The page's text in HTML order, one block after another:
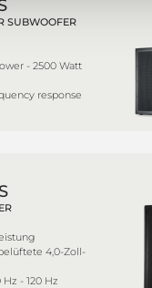
SUBWOOFER
- 2500 Watt
response
4,0-Zoll-
- 120 Hz